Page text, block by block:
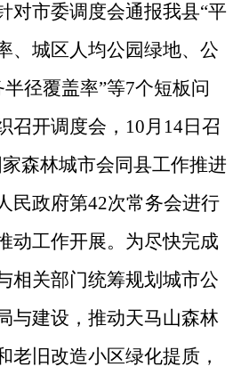
对市委调度会通报我县“平
、城区人均公园绿地、公
径覆盖率”等7个短板问
召开调度会，10月14日召
森林城市会同县工作推进
民政府第42次常务会进行
动工作开展。为尽快完成
相关部门统筹规划城市公
与建设，推动天马山森林
老旧改造小区绿化提质，